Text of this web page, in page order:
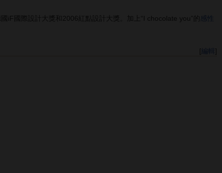
國際設計大獎和2006紅點設計大獎。加上“I chocolate you”的 感性
[編輯